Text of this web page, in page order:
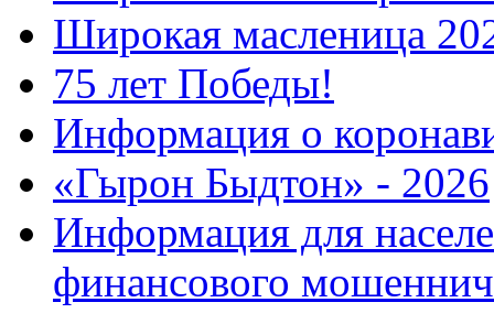
Широкая масленица
75 лет Победы!
Информация о
«Гырон Быдтон» - 2026
Информация для
финансового